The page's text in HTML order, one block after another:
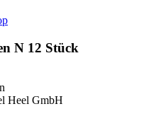
N 12 Stück
Heel GmbH